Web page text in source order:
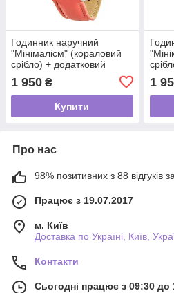
Годинник наручний
"Мінімалісм" (кораловий
срібло) + додатковий
1 950 ₴
Купити
1
Про нас
98% позитивних з 88 відгуків
Працює з 19.07.2017
м. Київ
Доставка по Україні, Київ,
Контакти
Сьогодні працює з 09:30 до